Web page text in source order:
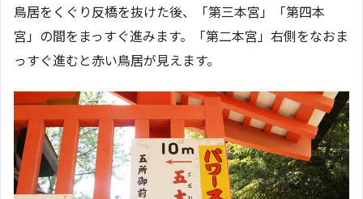
鳥居をくぐり反橋を抜けた後、「第三本宮」「第四本
宮」の間をまっすぐ進みます。「第二本宮」右側をなおま
っすぐ進むと赤い鳥居が見えます。